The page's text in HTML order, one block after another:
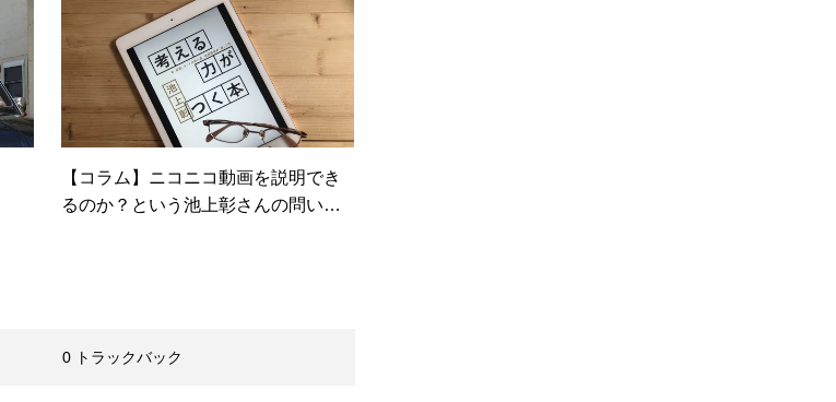
【コラム】ニコニコ動画を説明でき
るのか？という池上彰さんの問いか
0 トラックバック